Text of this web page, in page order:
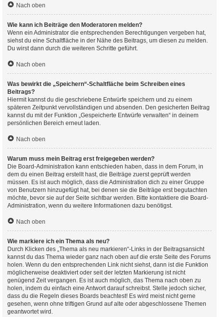
Nach oben
Wie kann ich Beiträge den Moderatoren melden?
Wenn ein Administrator die entsprechenden Berechtigungen vergeben hat,
siehst du eine Schaltfläche in der Nähe des Beitrags, um diesen zu melden.
Du wirst dann durch die weiteren Schritte geführt.
Nach oben
Was bewirkt die „Speichern“-Schaltfläche beim Schreiben eines
Beitrags?
Hiermit kannst du die geschriebene Entwürfe speichern und zu einem
späteren Zeitpunkt vervollständigen und absenden. Den gesicherten Beitrag
kannst du mit der Funktion „Gespeicherte Entwürfe verwalten“ in deinem
persönlichen Bereich erneut laden.
Nach oben
Warum muss mein Beitrag erst freigegeben werden?
Die Board-Administration kann entschieden haben, dass in dem Forum, in
dem du einen Beitrag erstellt hast, die Beiträge zuerst geprüft werden
müssen. Es ist auch möglich, dass die Administration dich zu einer Gruppe
von Benutzern hinzugefügt hat, bei denen sie die Beiträge erst begutachten
möchte, bevor sie auf der Seite sichtbar werden. Bitte kontaktiere die Board-
Administration, wenn du weitere Informationen dazu benötigst.
Nach oben
Wie markiere ich ein Thema als neu?
Durch Klicken des „Thema als neu markieren“-Links in der Beitragsansicht
kannst du das Thema wieder ganz nach oben auf die erste Seite des Forums
holen. Wenn du den entsprechenden Link nicht siehst, dann ist die Funktion
möglicherweise deaktiviert oder seit der letzten Markierung ist nicht
genügend Zeit vergangen. Es ist auch möglich, das Thema nach oben zu
holen, indem du einfach eine Antwort darauf schreibst. Stelle jedoch sicher,
dass du die Regeln dieses Boards beachtest! Es wird meist nicht gerne
gesehen, wenn ohne triftigen Grund auf alte oder abgeschlossene Themen
geantwortet wird.